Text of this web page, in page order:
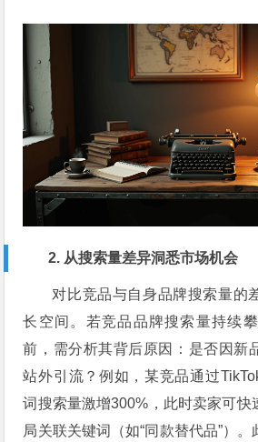
2. 从搜索量差异洞悉市场机会
对比竞品与自身品牌搜索量的
长空间。若竞品品牌搜索量持续
前，需分析其背后原因：是否因新
站外引流？例如，某竞品通过
词搜索量激增300%，此时卖家可快
局关联关键词（如“同款替代品”）